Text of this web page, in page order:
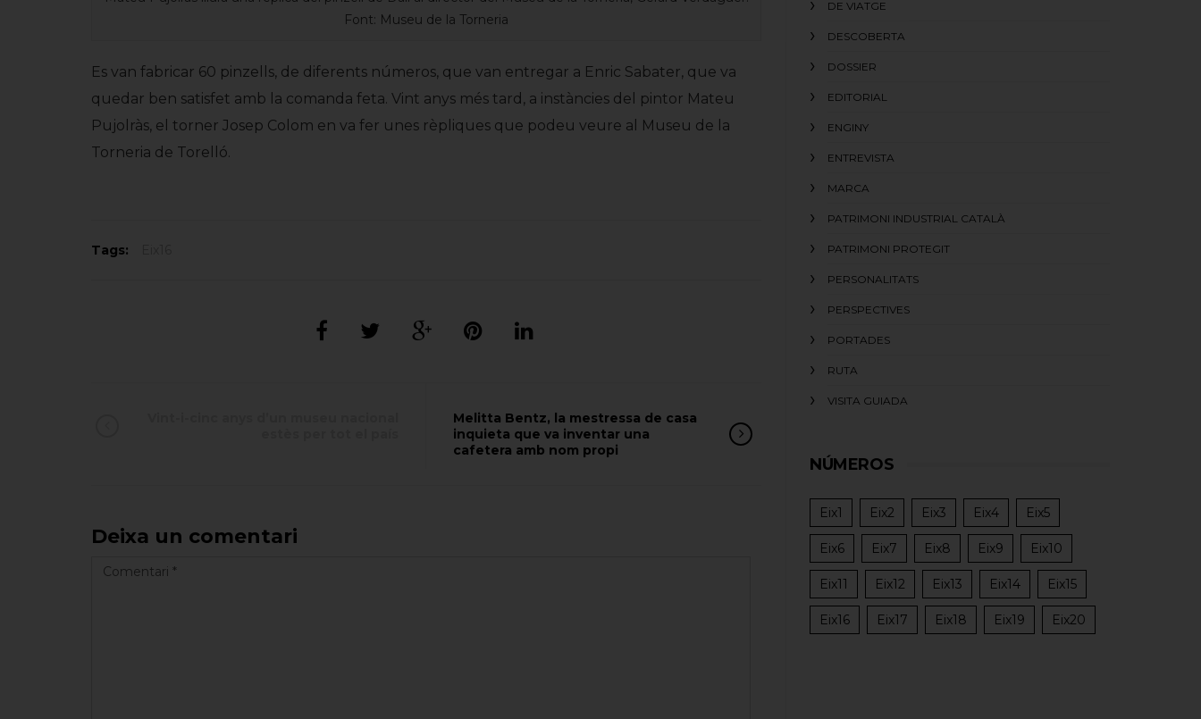
Font: Museu de la Torneria
Es van fabricar 60 pinzells, de diferents números, que van entregar a Enric Sabater, que va
quedar ben satisfet amb la comanda feta. Vint anys més tard, a instàncies del pintor Mateu
Pujolràs, el torner Josep Colom en va fer unes rèpliques que podeu veure al Museu de la
Torneria de Torelló.
Tags:
Melitta Bentz, la mestressa de casa
inquieta que va inventar una
cafetera amb nom propi
Deixa un comentari
DE VIATGE
DESCOBERTA
DOSSIER
EDITORIAL
ENGINY
ENTREVISTA
MARCA
PATRIMONI INDUSTRIAL CATALÀ
PATRIMONI PROTEGIT
PERSONALITATS
PERSPECTIVES
PORTADES
RUTA
VISITA GUIADA
NÚMEROS
Eix1 Eix2 Eix3 Eix4 Eix5
Eix6 Eix7 Eix8 Eix9 Eix10
Eix11 Eix12 Eix13 Eix14 Eix15
Eix16 Eix17 Eix18 Eix19 Eix20